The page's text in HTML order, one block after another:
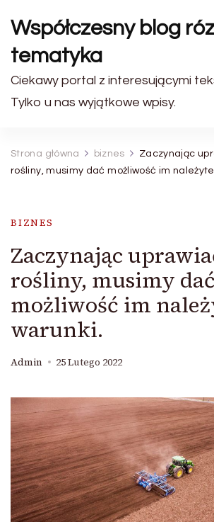
Współczesny blog
tematyka
Ciekawy portal z interesującymi
Tylko u nas wyjątkowe wpisy.
Strona główna biznes
Zaczynając
rośliny, musimy dać możliwość im
BIZNES
Zaczynając
rośliny, musimy dać
możliwość im
warunki.
Admin 25 Lutego 2022